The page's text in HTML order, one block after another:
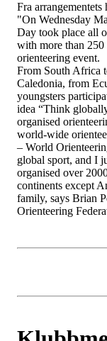
Fra arrangementets
"On Wednesday
Day took place all
with more than
orienteering event.
From South Africa
Caledonia, from
youngsters
idea “Think
organised
world-wide
– World
global sport, and I
organised over
continents except
family, says Brian
Orienteering